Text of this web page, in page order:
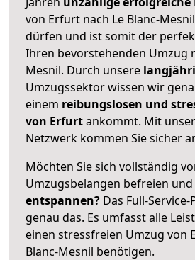
von Erfurt nach Le Blanc-
dürfen und ist somit der
Ihren bevorstehenden Umzug
Mesnil. Durch unsere
Umzugssektor wissen wir
einem reibungslosen und
von Erfurtankommt. Mit
Netzwerk kommen Sie sicher
Möchten Sie sich vollständig
Umzugsbelangen befreien
entspannen? Das Full-
genau das. Es umfasst alle
einen stressfreien Umzug von
Blanc-Mesnil benötigen.